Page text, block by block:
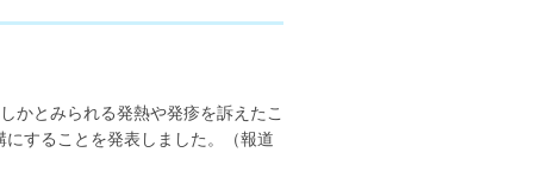
かとみられる発熱や発疹を訴えたこ
することを発表しました。（報道